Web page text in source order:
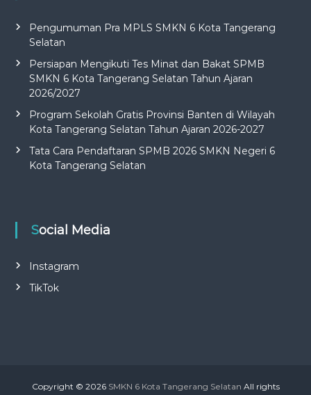
Pengumuman Pra MPLS SMKN 6 Kota Tangerang
Selatan
Persiapan Mengikuti Tes Minat dan Bakat SPMB
SMKN 6 Kota Tangerang Selatan Tahun Ajaran
2026/2027
Program Sekolah Gratis Provinsi Banten di Wilayah
Kota Tangerang Selatan Tahun Ajaran 2026-2027
Tata Cara Pendaftaran SPMB 2026 SMKN Negeri 6
Kota Tangerang Selatan
Social Media
Instagram
TikTok
Copyright © 2026 SMKN 6 Kota Tangerang Selatan All rights